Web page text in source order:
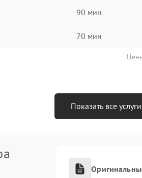
90 мин
70 мин
Показать все услуги